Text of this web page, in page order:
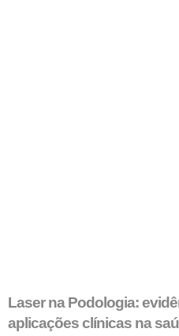
Laser na Podologia:
aplicações clínicas na